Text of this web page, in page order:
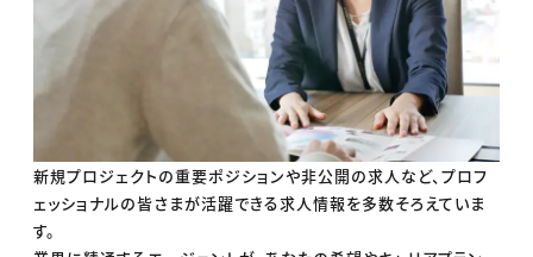
新規プロジェクトの重要ポジションや非公開の求人など、プロフ
ェッショナルの皆さまが活躍できる求人情報を多数そろえていま
す。